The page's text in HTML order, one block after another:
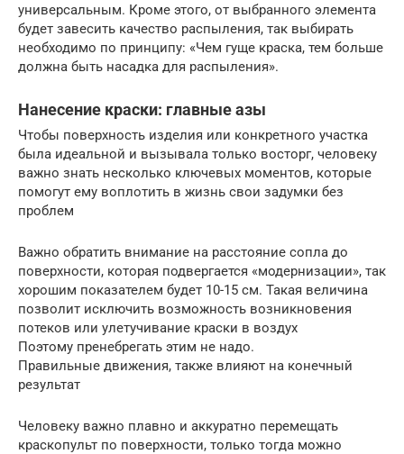
универсальным. Кроме этого, от выбранного элемента
будет завесить качество распыления, так выбирать
необходимо по принципу: «Чем гуще краска, тем больше
должна быть насадка для распыления».
Нанесение краски: главные азы
Чтобы поверхность изделия или конкретного участка
была идеальной и вызывала только восторг, человеку
важно знать несколько ключевых моментов, которые
помогут ему воплотить в жизнь свои задумки без
проблем
Важно обратить внимание на расстояние сопла до
поверхности, которая подвергается «модернизации», так
хорошим показателем будет 10-15 см. Такая величина
позволит исключить возможность возникновения
потеков или улетучивание краски в воздух
Поэтому пренебрегать этим не надо.
Правильные движения, также влияют на конечный
результат
Человеку важно плавно и аккуратно перемещать
краскопульт по поверхности, только тогда можно